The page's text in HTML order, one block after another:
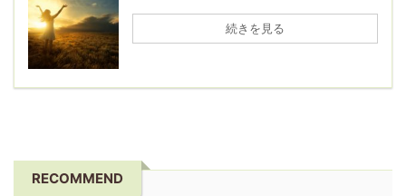
続きを見る
RECOMMEND